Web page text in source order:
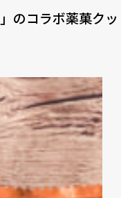
のコラボ薬菓クッ